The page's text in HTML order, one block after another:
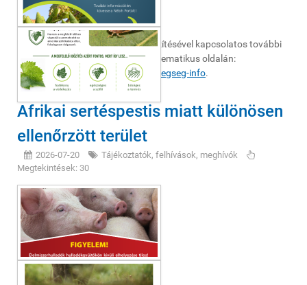
A betegséggel és a védekezés időzítésével kapcsolatos további
információk elérhetők hivatalunk tematikus oldalán:
https://portal.nebih.gov.hu/fd-betegseg-info.
Afrikai sertéspestis miatt különösen
ellenőrzött terület
2026-07-20
Tájékoztatók, felhívások, meghívók
Megtekintések: 30